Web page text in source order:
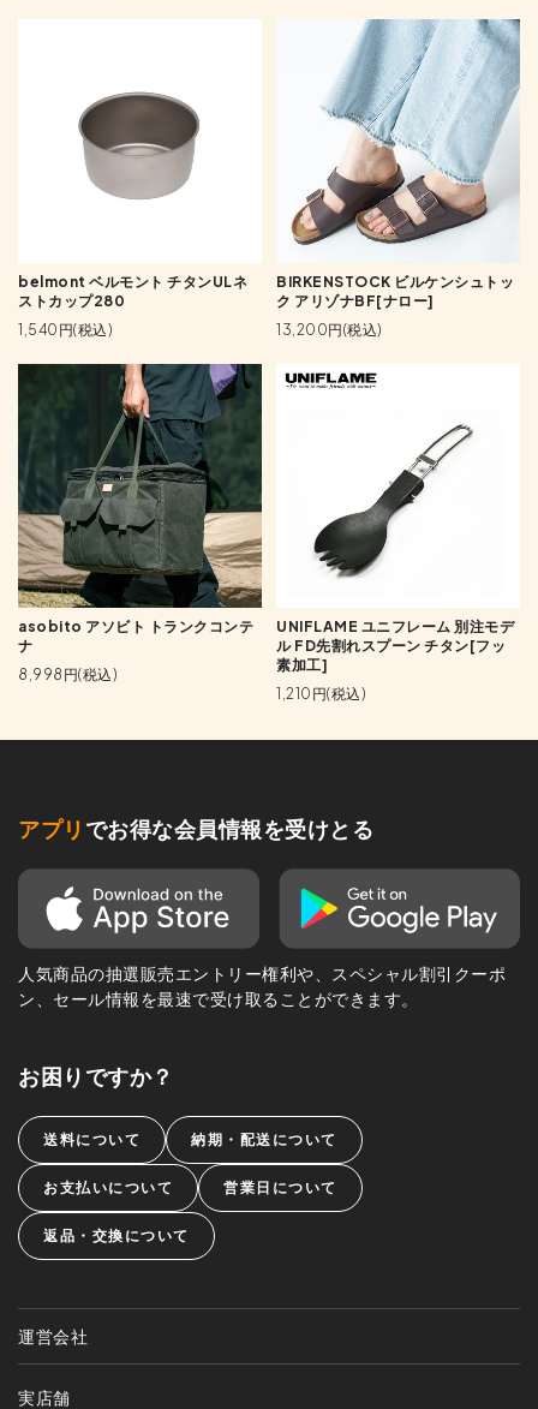
belmont ベルモント チタンULネ
ストカップ280
1,540円(税込)
BIRKENSTOCK ビルケンシュトッ
ク アリゾナBF[ナロー]
13,200円(税込)
asobito アソビト トランクコンテ
ナ
8,998円(税込)
UNIFLAME ユニフレーム 別注モデ
ル FD先割れスプーン チタン[フッ
素加工]
1,210円(税込)
アプリ でお得な会員情報を受けとる
人気商品の抽選販売エントリー権利や、スペシャル割引クーポ
ン、セール情報を最速で受け取ることができます。
お困りですか？
送料について 納期・配送について
お支払いについて 営業日について
返品・交換について
運営会社
実店舗